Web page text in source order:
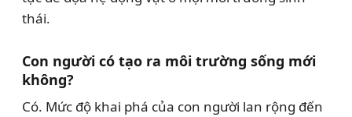
thái.
Con người có tạo ra môi trường sống mới
không?
Có. Mức độ khai phá của con người lan rộng đến